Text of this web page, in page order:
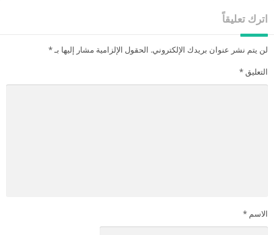
اترك تعليقاً
لن يتم نشر عنوان بريدك الإلكتروني. الحقول الإلزامية مشار إليها بـ*
التعليق *
الاسم *